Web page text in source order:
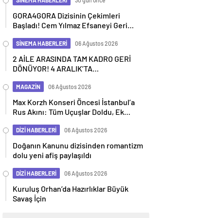
GORA4GORA Dizisinin Çekimleri
Başladı! Cem Yılmaz Efsaneyi Geri
SİNEMA HABERLERİ 06 Ağustos 2026
2 AİLE ARASINDA TAM KADRO GERİ
DÖNÜYOR! 4 ARALIK’TA
MAGAZİN 06 Ağustos 2026
Max Korzh Konseri Öncesi İstanbul’a
Rus Akını: Tüm Uçuşlar Doldu, Ek
DİZİ HABERLERİ 06 Ağustos 2026
Doğanın Kanunu dizisinden romantizm
dolu yeni afiş paylaşıldı
DİZİ HABERLERİ 06 Ağustos 2026
Kuruluş Orhan’da Hazırlıklar Büyük
Savaş İçin